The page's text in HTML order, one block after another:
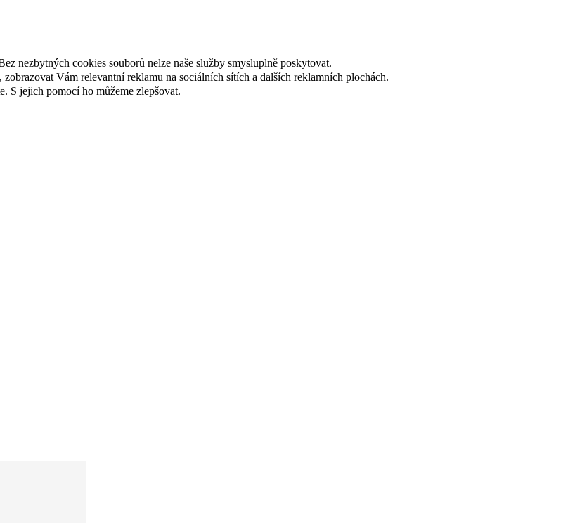
nezbytných cookies souborů nelze naše služby smysluplně poskytovat.
Vám relevantní reklamu na sociálních sítích a dalších reklamních plochách.
S jejich pomocí ho můžeme zlepšovat.